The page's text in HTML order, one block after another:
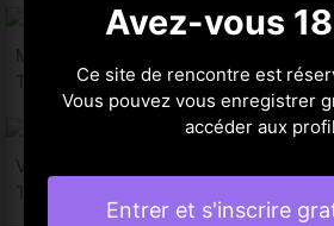
Marie-marlène, 35 ans
Trans à Saint-Paul-Trois-Châteaux
Vannessa, 24 ans
Avez-vous
Ce site de rencontre est
Vous pouvez vous enregistrer
accéder aux
Entrer et s'inscrire